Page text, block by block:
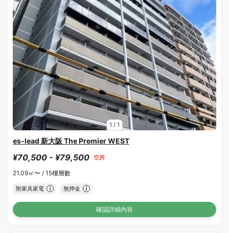
1 / 1
es-lead 新大阪 The Premier WEST
¥70,500 - ¥79,500 空房
21.09㎡〜 / 15樓層數
附家具家電 無押金
確認詳細內容